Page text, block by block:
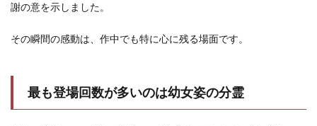
謝の意を示しました。
その瞬間の感動は、作中でも特に心に残る場面です。
最も登場回数が多いのは幼女姿の分霊